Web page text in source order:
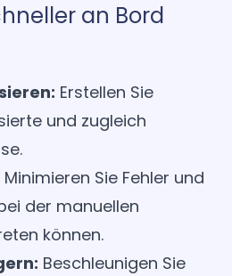
an Bord
Erstellen Sie
und zugleich
Minimieren Sie Fehler und
der manuellen
können.
Beschleunigen Sie